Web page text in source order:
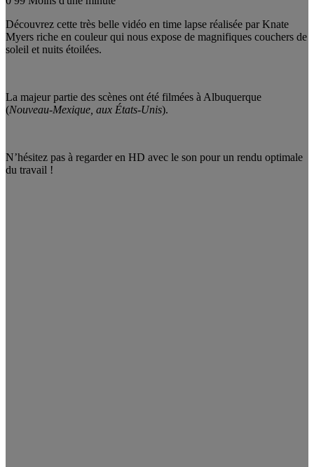
Découvrez cette très belle vidéo en time lapse réalisée par Knate
Myers riche en couleur qui nous expose de magnifiques couchers de
soleil et nuits étoilées.
La majeur partie des scènes ont été filmées à Albuquerque
(Nouveau-Mexique, aux États-Unis).
N’hésitez pas à regarder en HD avec le son pour un rendu optimale
du travail !